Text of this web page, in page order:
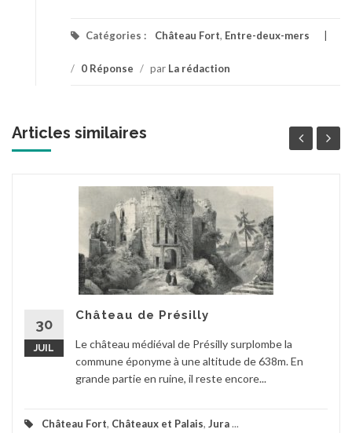
Catégories : Château Fort, Entre-deux-mers
/ 0 Réponse / par La rédaction
Articles similaires
30
JUIL
Château de Présilly
Le château médiéval de Présilly surplombe la
commune éponyme à une altitude de 638m. En
grande partie en ruine, il reste encore...
Château Fort, Châteaux et Palais, Jura...